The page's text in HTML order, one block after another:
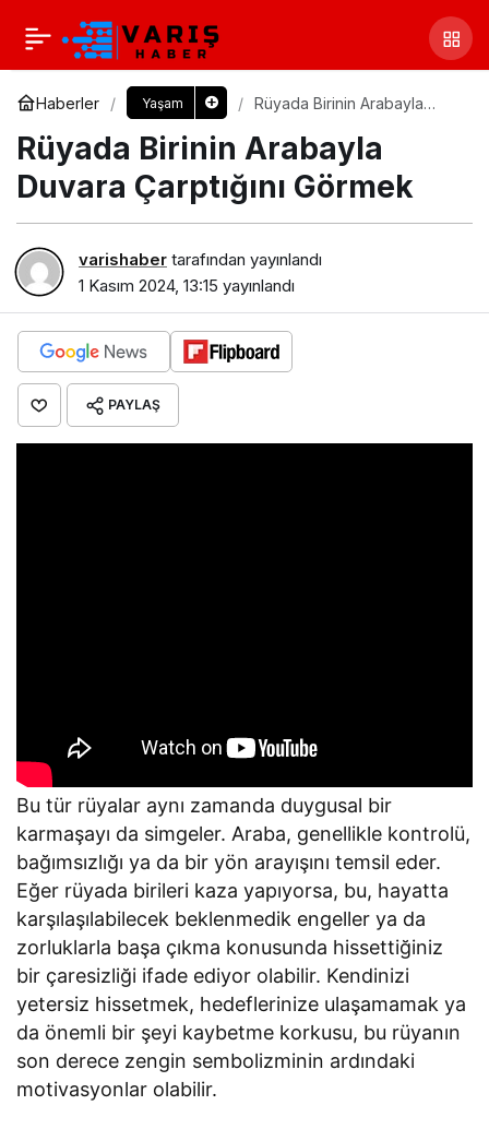
Haberler Yaşam
Rüyada Birinin Arabayla
Rüyada Birinin Arabayla
Duvara Çarptığını Görmek​
varishaber tarafından yayınlandı
1 Kasım 2024, 13:15 yayınlandı
PAYLAŞ
Bu tür rüyalar aynı zamanda duygusal bir
karmaşayı da simgeler. Araba, genellikle kontrolü,
bağımsızlığı ya da bir yön arayışını temsil eder.
Eğer rüyada birileri kaza yapıyorsa, bu, hayatta
karşılaşılabilecek beklenmedik engeller ya da
zorluklarla başa çıkma konusunda hissettiğiniz
bir çaresizliği ifade ediyor olabilir. Kendinizi
yetersiz hissetmek, hedeflerinize ulaşamamak ya
da önemli bir şeyi kaybetme korkusu, bu rüyanın
son derece zengin sembolizminin ardındaki
motivasyonlar olabilir.